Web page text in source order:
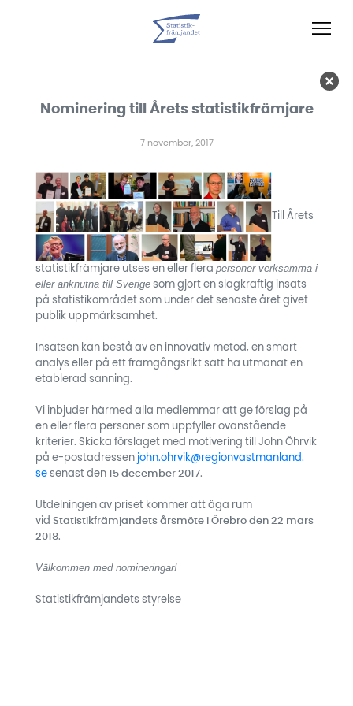
Nominering till Årets statistikfrämjare
7 november, 2017
Till Årets
statistikfrämjare utses en eller flera personer verksamma i
eller anknutna till Sverigesom gjort en slagkraftig insats
på statistikområdet som under det senaste året givet
publik uppmärksamhet.
Insatsen kan bestå av en innovativ metod, en smart
analys eller på ett framgångsrikt sätt ha utmanat en
etablerad sanning.
Vi inbjuder härmed alla medlemmar att ge förslag på
en eller flera personer som uppfyller ovanstående
kriterier. Skicka förslaget med motivering till John Öhrvik
på e-postadressen john.ohrvik@regionvastmanland.
sesenast den 15 december 2017.
Utdelningen av priset kommer att äga rum
vid Statistikfrämjandets årsmöte i Örebro den 22 mars
2018.
Välkommen med nomineringar!
Statistikfrämjandets styrelse